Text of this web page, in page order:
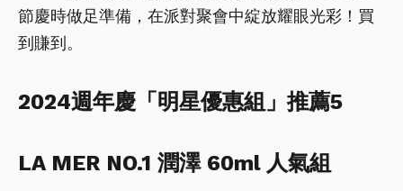
節慶時做足準備，在派對聚會中綻放耀眼光彩！ 買
到賺到。
2024週年慶「明星優惠組」推薦5
LA MER NO.1 潤澤 60ml 人氣組